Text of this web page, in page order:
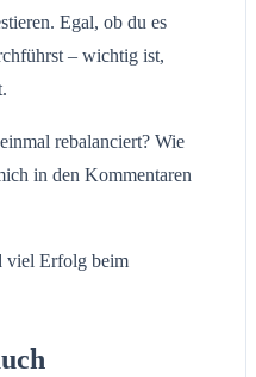
Egal, ob du es
– wichtig ist,
rebalanciert? Wie
in den Kommentaren
viel Erfolg beim